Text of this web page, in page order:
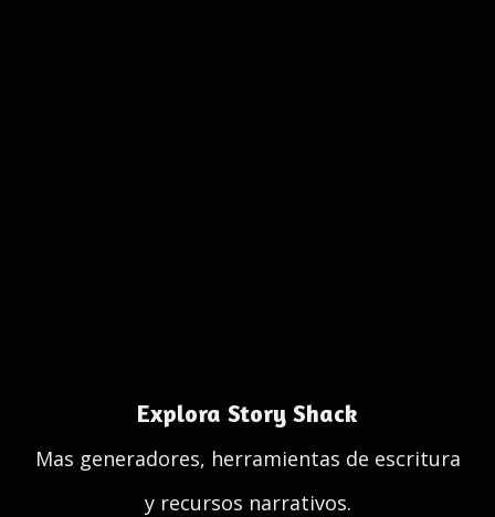
Explora Story Shack
Mas generadores, herramientas de escritura
y recursos narrativos.